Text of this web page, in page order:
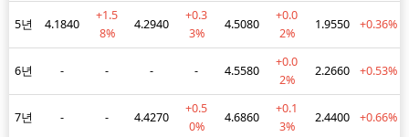
5년 4.1840
+1.5
8%
4.2940
+0.3
3%
4.5080
+0.0
2%
1.9550 +0.36%
6년 - - - - 4.5580
+0.0
2%
2.2660 +0.53%
7년 - - 4.4270
+0.5
0%
4.6860
+0.1
3%
2.4400 +0.66%